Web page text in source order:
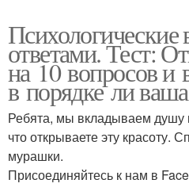
Психологические
ответами. Тест:
на 10 вопросов и
в порядке ли
Ребята, мы вкладываем душу
что открываете эту красоту.
мурашки.
Присоединяйтесь к нам в